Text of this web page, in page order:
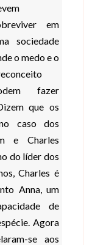
em
sociedade
o medo e o
fazer
que os
caso dos
e Charles
do líder dos
Charles é
Anna, um
de
Agora
se aos